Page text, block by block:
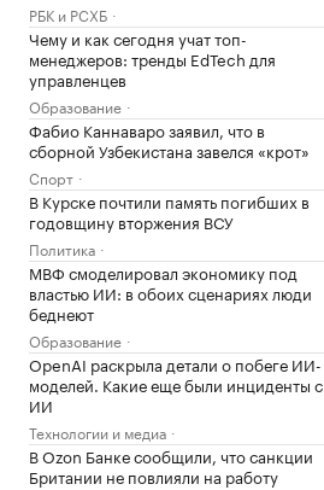
РБК и РСХБ
Чему и как сегодня учат топ-
менеджеров: тренды EdTech для
управленцев
Образование
Фабио Каннаваро заявил, что в
сборной Узбекистана завелся «крот»
Спорт
В Курске почтили память погибших в
годовщину вторжения ВСУ
Политика
МВФ смоделировал экономику под
властью ИИ: в обоих сценариях люди
беднеют
Образование
OpenAI раскрыла детали о побеге ИИ-
моделей. Какие еще были инциденты с
ИИ
Технологии и медиа
В Ozon Банке сообщили, что санкции
Британии не повлияли на работу